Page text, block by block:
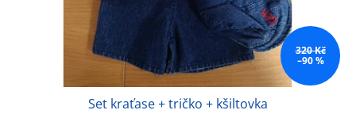
320 Kč
–90 %
Set kraťase + tričko + kšiltovka